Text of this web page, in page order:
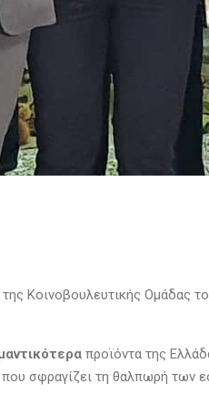
Κοινοβουλευτικής Ομάδας
προϊόντα της
σφραγίζει τη θαλπωρή των